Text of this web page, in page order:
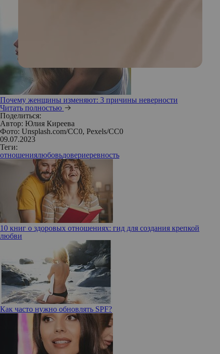
Почему женщины изменяют: 3 причины неверности
Читать полностью
Поделиться:
Автор: Юлия Киреева
Фото: Unsplash.com/CC0, Pexels/CC0
09.07.2023
Теги:
отношениялюбовьдовериеревность
10 книг о здоровых отношениях: гид для создания крепкой
любви
Как часто нужно обновлять SPF?